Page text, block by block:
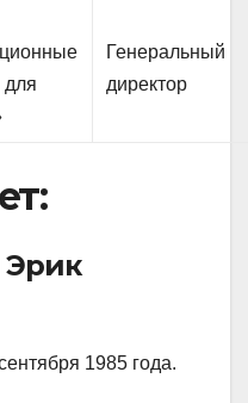
Генеральный
директор
Эрик
1985 года.